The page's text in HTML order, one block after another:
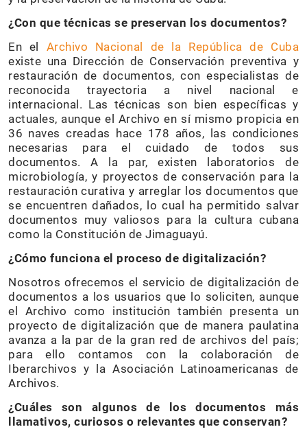
¿Con que técnicas se preservan los documentos?
En el Archivo Nacional de la República de Cuba
existe una Dirección de Conservación preventiva y
restauración de documentos, con especialistas de
reconocida trayectoria a nivel nacional e
internacional. Las técnicas son bien específicas y
actuales, aunque el Archivo en sí mismo propicia en
36 naves creadas hace 178 años, las condiciones
necesarias para el cuidado de todos sus
documentos. A la par, existen laboratorios de
microbiología, y proyectos de conservación para la
restauración curativa y arreglar los documentos que
se encuentren dañados, lo cual ha permitido salvar
documentos muy valiosos para la cultura cubana
como la Constitución de Jimaguayú.
¿Cómo funciona el proceso de digitalización?
Nosotros ofrecemos el servicio de digitalización de
documentos a los usuarios que lo soliciten, aunque
el Archivo como institución también presenta un
proyecto de digitalización que de manera paulatina
avanza a la par de la gran red de archivos del país;
para ello contamos con la colaboración de
Iberarchivos y la Asociación Latinoamericanas de
Archivos.
¿Cuáles son algunos de los documentos más
llamativos, curiosos o relevantes que conservan?